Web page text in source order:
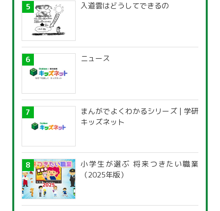
入道雲はどうしてできるの
ニュース
まんがでよくわかるシリーズ | 学研
キッズネット
小学生が選ぶ 将来つきたい職業
（2025年版）